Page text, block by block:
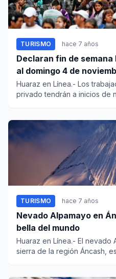
TURISMO hace 7 años
Declaran fin de semana
al domingo 4 de
Huaraz en Línea.- Los
privado tendrán a inicios de
TURISMO hace 7 años
Nevado Alpamayo en
bella del mundo
Huaraz en Línea.- El nevado
sierra de la región Áncash,